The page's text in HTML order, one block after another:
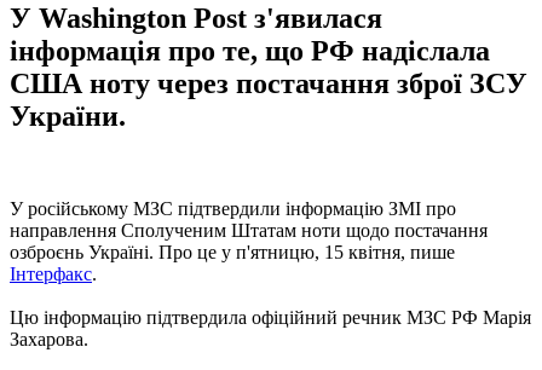
У Washington Post з'явилася
інформація про те, що РФ надіслала
США ноту через постачання зброї ЗСУ
України.
У російському МЗС підтвердили інформацію ЗМІ про
направлення Сполученим Штатам ноти щодо постачання
озброєнь Україні. Про це у п'ятницю, 15 квітня, пише
Інтерфакс.
Цю інформацію підтвердила офіційний речник МЗС РФ Марія
Захарова.